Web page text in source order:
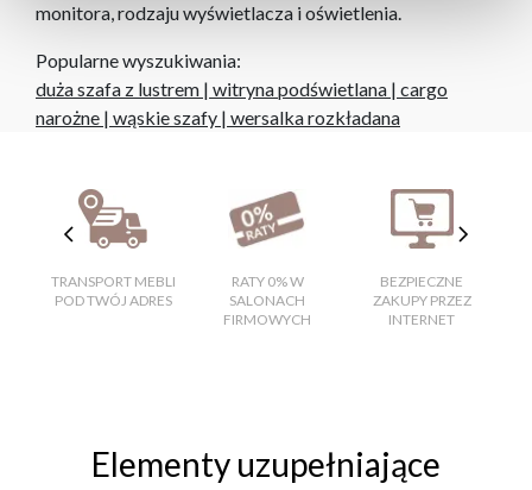
monitora, rodzaju wyświetlacza i oświetlenia.
Popularne wyszukiwania:
duża szafa z lustrem | witryna podświetlana | cargo
narożne | wąskie szafy | wersalka rozkładana
TRANSPORT MEBLI
POD TWÓJ ADRES
RATY 0% W
SALONACH
FIRMOWYCH
BEZPIECZNE
ZAKUPY PRZEZ
INTERNET
Elementy uzupełniające